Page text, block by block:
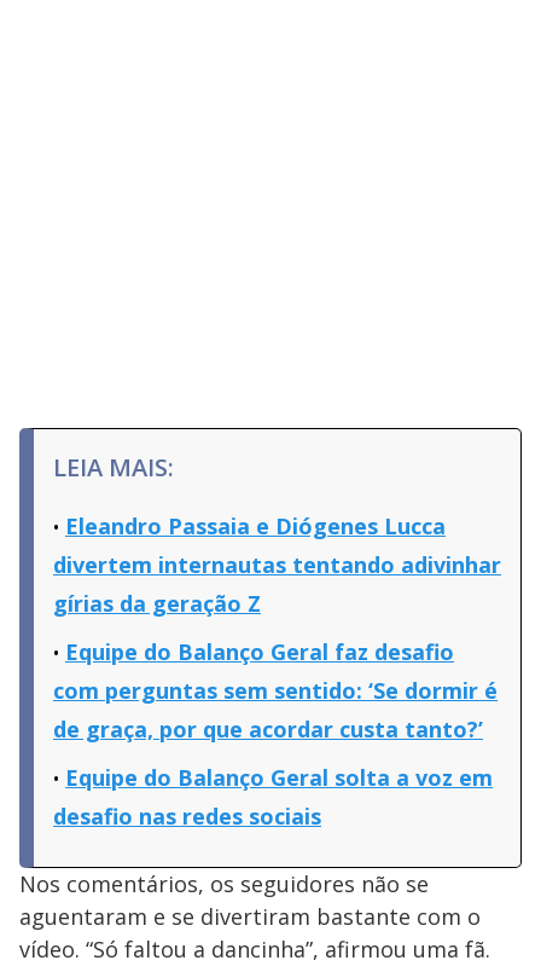
LEIA MAIS:
Eleandro Passaia e Diógenes Lucca
divertem internautas tentando adivinhar
gírias da geração Z
Equipe do Balanço Geral faz desafio
com perguntas sem sentido: ‘Se dormir é
de graça, por que acordar custa tanto?’
Equipe do Balanço Geral solta a voz em
desafio nas redes sociais
Nos comentários, os seguidores não se
aguentaram e se divertiram bastante com o
vídeo. “Só faltou a dancinha”, afirmou uma fã.